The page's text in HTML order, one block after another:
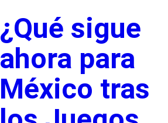
¿Qué sigue
ahora para
México tras